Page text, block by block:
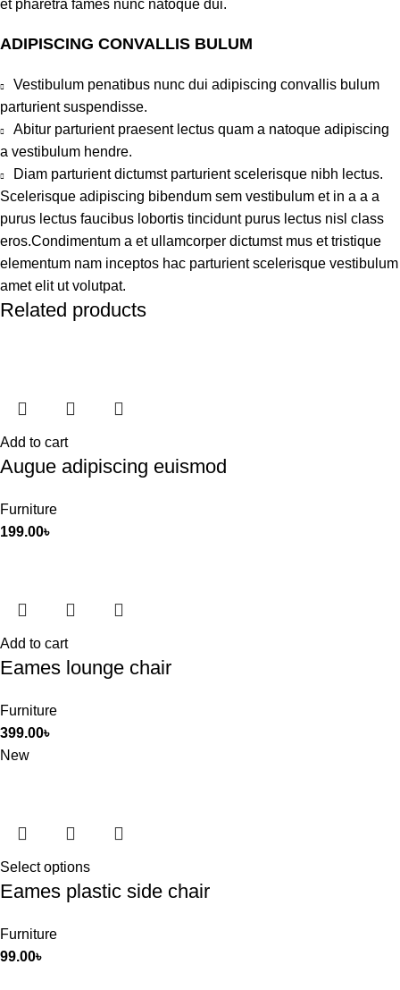
et pharetra fames nunc natoque dui.
ADIPISCING CONVALLIS BULUM
Vestibulum penatibus nunc dui adipiscing convallis bulum
parturient suspendisse.
Abitur parturient praesent lectus quam a natoque adipiscing
a vestibulum hendre.
Diam parturient dictumst parturient scelerisque nibh lectus.
Scelerisque adipiscing bibendum sem vestibulum et in a a a
purus lectus faucibus lobortis tincidunt purus lectus nisl class
eros.Condimentum a et ullamcorper dictumst mus et tristique
elementum nam inceptos hac parturient scelerisque vestibulum
amet elit ut volutpat.
Related products
Add to cart
Augue adipiscing euismod
Furniture
199.00৳
Add to cart
Eames lounge chair
Furniture
399.00৳
New
Select options
Eames plastic side chair
Furniture
99.00৳